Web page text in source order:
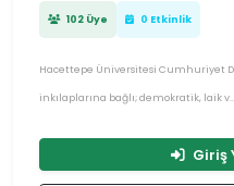
102 Üye 0 Etkinlik
Hacettepe Üniversitesi Cumhuriyet
inkılaplarına bağlı; demokratik, laik
Giriş